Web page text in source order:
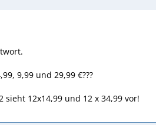
9,99 und 29,99 €???
sieht 12x14,99 und 12 x 34,99 vor!